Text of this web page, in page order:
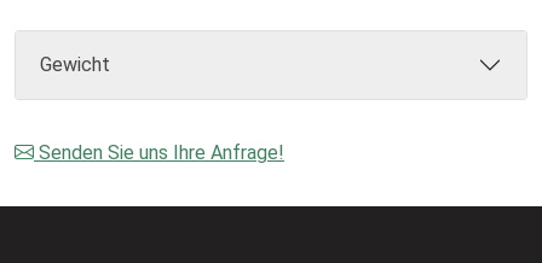
Gewicht
Senden Sie uns Ihre Anfrage!